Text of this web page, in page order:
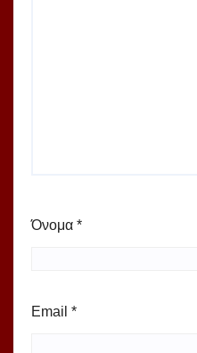
Όνομα *
Email *